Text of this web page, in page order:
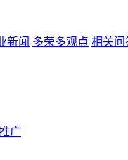
新闻 多荣多观点 相关问
广